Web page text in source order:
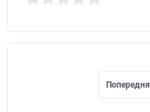
Попередня